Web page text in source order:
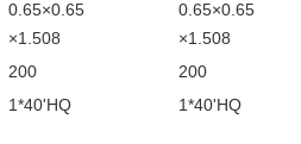
0.65×0.65
×1.508
0.65×0.65
×1.508
200
200
1*40'HQ 1*40'HQ